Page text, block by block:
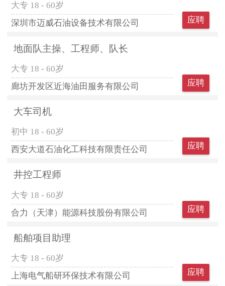
大专 18 - 60岁
深圳市迈威石油设备技术有限公司
应聘
地面队主操、工程师、队长
大专 18 - 60岁
廊坊开发区近海油田服务有限公司
应聘
大车司机
初中 18 - 60岁
西安大道石油化工科技有限责任公司
应聘
井控工程师
大专 18 - 60岁
合力（天津）能源科技股份有限公司
应聘
船舶项目助理
大专 18 - 60岁
上海电气船研环保技术有限公司
应聘